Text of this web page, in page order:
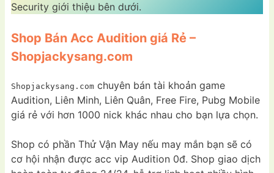
Security giới thiệu bên dưới.
Shop Bán Acc Audition giá Rẻ –
Shopjackysang.com
Shopjackysang.com chuyên bán tài khoản game
Audition, Liên Minh, Liên Quân, Free Fire, Pubg Mobile
giá rẻ với hơn 1000 nick khác nhau cho bạn lựa chọn.
Shop có phần Thử Vận May nếu may mắn bạn sẽ có
cơ hội nhận được acc vip Audition 0đ. Shop giao dịch